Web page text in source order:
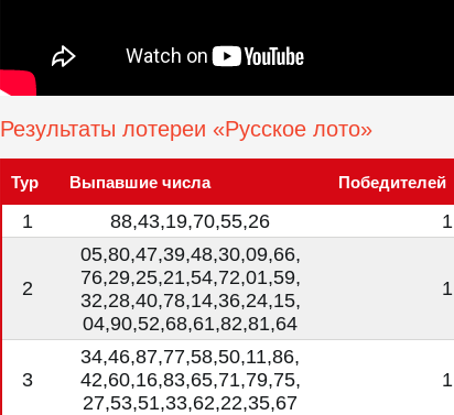
Результаты лотереи «Русское лото»
Тур Выпавшие числа Победителей
1 88,43,19,70,55,26 1
2
05,80,47,39,48,30,09,66,
76,29,25,21,54,72,01,59,
32,28,40,78,14,36,24,15,
04,90,52,68,61,82,81,64
1
3
34,46,87,77,58,50,11,86,
42,60,16,83,65,71,79,75,
27,53,51,33,62,22,35,67
1